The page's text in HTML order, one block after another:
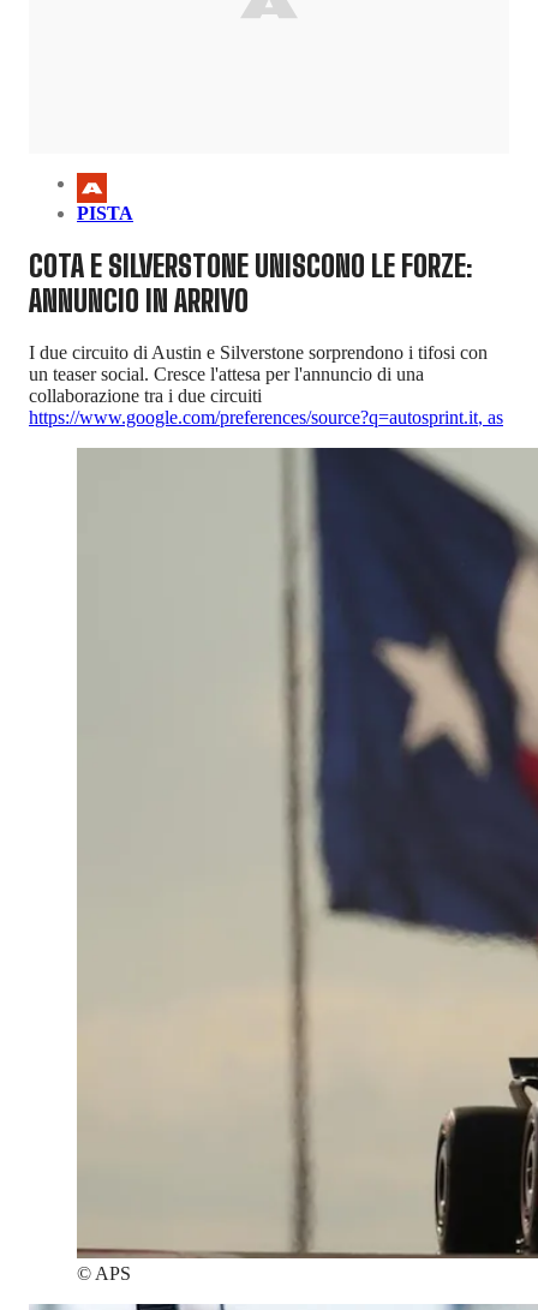
PISTA
COTA E SILVERSTONE UNISCONO LE FORZE:
ANNUNCIO IN ARRIVO
I due circuito di Austin e Silverstone sorprendono i tifosi con
un teaser social. Cresce l'attesa per l'annuncio di una
collaborazione tra i due circuiti
https://www.google.com/preferences/source?q=autosprint.it, as
© APS